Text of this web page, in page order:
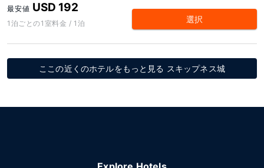
最安値 USD 192
1泊ごとの1室料金 / 1泊 選択
ここの近くのホテルをもっと見る スキップネス城